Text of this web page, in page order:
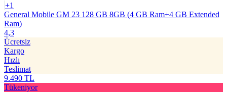
+1
General Mobile GM 23 128 GB 8GB (4 GB Ram+4 GB Extended
Ram)
4,3
Ücretsiz
Kargo
Hızlı
Teslimat
9.490 TL
Tükeniyor